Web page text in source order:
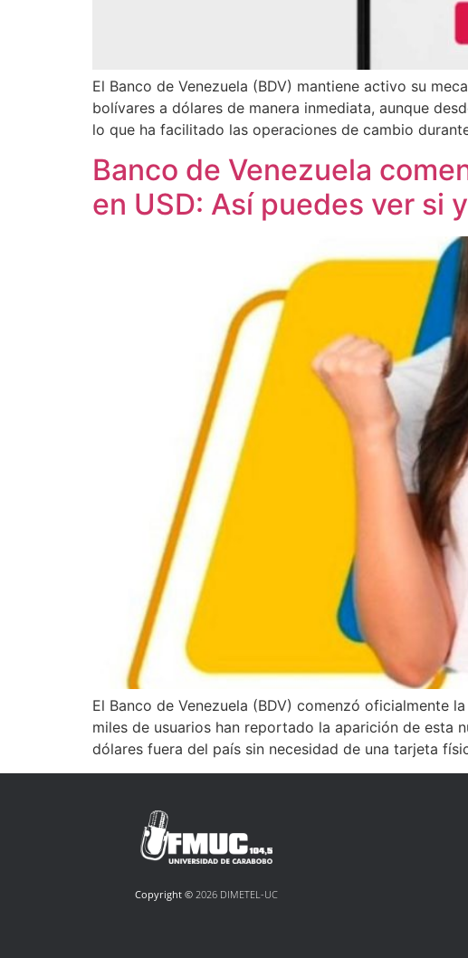
El Banco de Venezuela (BDV) mantiene activo su
bolívares a dólares de manera inmediata, aunque
lo que ha facilitado las operaciones de cambio
Banco de Venezuela
en USD: Así puedes ver si
El Banco de Venezuela (BDV) comenzó oficialmente
miles de usuarios han reportado la aparición de esta
dólares fuera del país sin necesidad de una tarjeta
Copyright ©2026 DIMETEL-UC